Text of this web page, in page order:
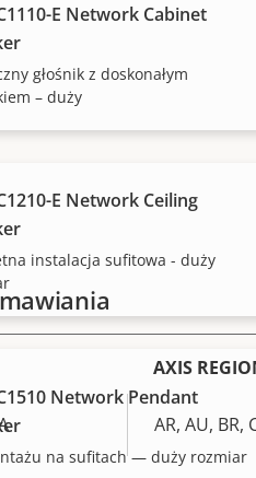
E Network Cabinet
głośnik z doskonałym
– duży
E Network Ceiling
instalacja sufitowa - duży
Network Pendant
na sufitach — duży rozmiar
AXIS
AR, AU, BR,